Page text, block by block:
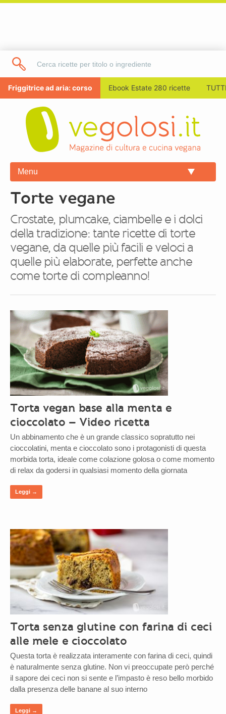
Friggitrice ad aria: corso Ebook Estate 280 ricette
Menu
Torte vegane
Crostate, plumcake, ciambelle e i dolci
della tradizione: tante ricette di torte
vegane, da quelle più facili e veloci a
quelle più elaborate, perfette anche
come torte di compleanno!
Torta vegan base alla menta e
cioccolato – Video ricetta
Un abbinamento che è un grande classico sopratutto nei
cioccolatini, menta e cioccolato sono i protagonisti di questa
morbida torta, ideale come colazione golosa o come momento
di relax da godersi in qualsiasi momento della giornata
Leggi →
Torta senza glutine con farina di ceci
alle mele e cioccolato
Questa torta è realizzata interamente con farina di ceci, quindi
è naturalmente senza glutine. Non vi preoccupate però perché
il sapore dei ceci non si sente e l’impasto è reso bello morbido
dalla presenza delle banane al suo interno
Leggi →